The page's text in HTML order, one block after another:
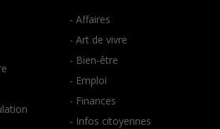
- Affaires
- Art de vivre
- Bien-être
- Emploi
- Finances
- Infos citoyennes